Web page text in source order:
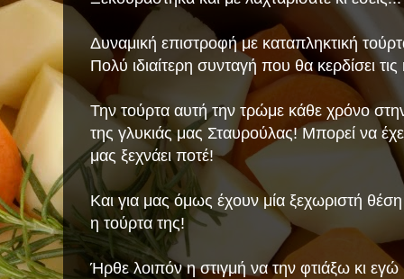
Δυναμική επιστροφή με καταπληκτική
Πολύ ιδιαίτερη συνταγή που θα κερδίσει
Την τούρτα αυτή την τρώμε κάθε χρόνο
της γλυκιάς μας Σταυρούλας! Μπορεί να
μας ξεχνάει ποτέ!
Και για μας όμως έχουν μία ξεχωριστή
η τούρτα της!
Ήρθε λοιπόν η στιγμή να την φτιάξω κι